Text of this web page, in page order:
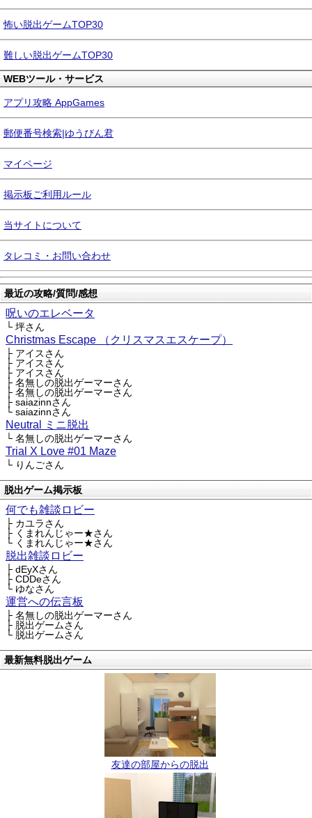
怖い脱出ゲームTOP30
難しい脱出ゲームTOP30
WEBツール・サービス
アプリ攻略 AppGames
郵便番号検索|ゆうびん君
マイページ
掲示板ご利用ルール
当サイトについて
タレコミ・お問い合わせ
最近の攻略/質問/感想
呪いのエレベータ
└ 坪さん
Christmas Escape （クリスマスエスケープ）
├ アイスさん
├ アイスさん
├ アイスさん
├ 名無しの脱出ゲーマーさん
├ 名無しの脱出ゲーマーさん
├ saiazinnさん
└ saiazinnさん
Neutral ミニ脱出
└ 名無しの脱出ゲーマーさん
Trial X Love #01 Maze
└ りんごさん
脱出ゲーム掲示板
何でも雑談ロビー
├ カユラさん
├ くまれんじゃー★さん
└ くまれんじゃー★さん
脱出雑談ロビー
├ dEyXさん
├ CDDeさん
└ ゆなさん
運営への伝言板
├ 名無しの脱出ゲーマーさん
├ 脱出ゲームさん
└ 脱出ゲームさん
最新無料脱出ゲーム
友達の部屋からの脱出